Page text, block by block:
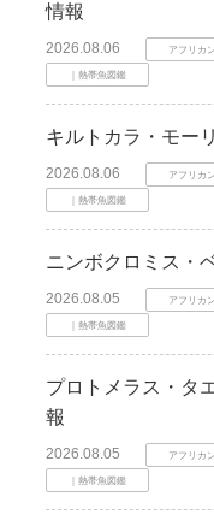
情報
2026.08.06 アフリカ
｜熱帯魚図鑑
キルトカラ・モー
2026.08.06 アフリカ
｜熱帯魚図鑑
ニンボクロミス・
2026.08.05 アフリカ
｜熱帯魚図鑑
プロトメラス・タ
報
2026.08.05 アフリカ
｜熱帯魚図鑑